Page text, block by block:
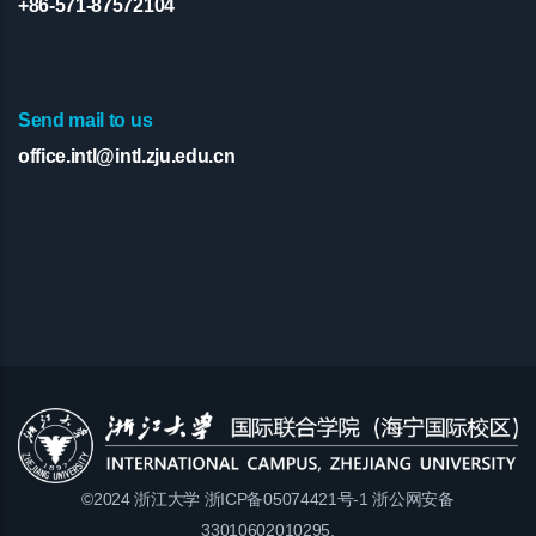
+86-571-87572104
Send mail to us
office.intl@intl.zju.edu.cn
©2024 浙江大学 浙ICP备05074421号-1 浙公网安备
33010602010295.